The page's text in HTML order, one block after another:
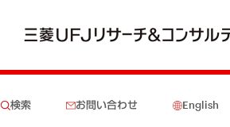
検索 お問い合わせ English